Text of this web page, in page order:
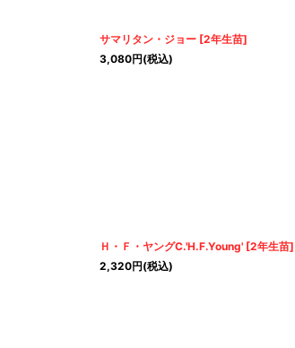
サマリタン・ジョー [2年生苗]
3,080円(税込)
Ｈ・Ｆ・ヤングC.'H.F.Young' [2年生苗]
2,320円(税込)